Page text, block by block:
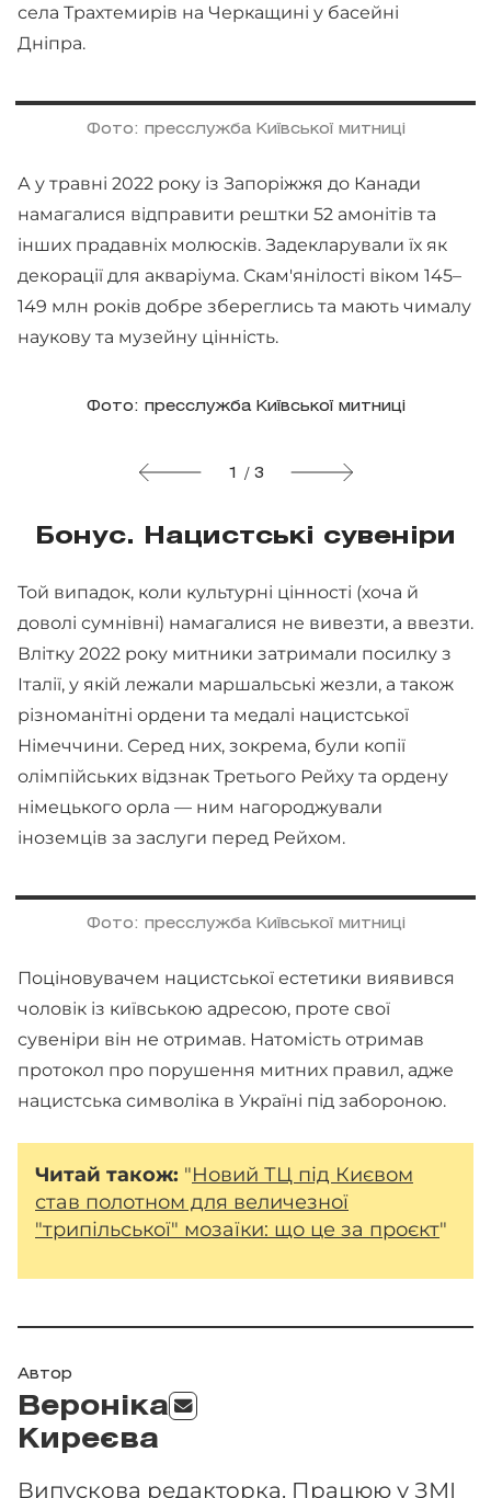
села Трахтемирів на Черкащині у басейні
Дніпра.
Фото: пресслужба Київської митниці
А у травні 2022 року із Запоріжжя до Канади
намагалися відправити рештки 52 амонітів та
інших прадавніх молюсків. Задекларували їх як
декорації для акваріума. Скам'янілості віком 145–
149 млн років добре збереглись та мають чималу
наукову та музейну цінність.
Фото: пресслужба Київської митниці
1 / 3
Бонус. Нацистські сувеніри
Той випадок, коли культурні цінності (хоча й
доволі сумнівні) намагалися не вивезти, а ввезти.
Влітку 2022 року митники затримали посилку з
Італії, у якій лежали маршальські жезли, а також
різноманітні ордени та медалі нацистської
Німеччини. Серед них, зокрема, були копії
олімпійських відзнак Третього Рейху та ордену
німецького орла — ним нагороджували
іноземців за заслуги перед Рейхом.
Фото: пресслужба Київської митниці
Поціновувачем нацистської естетики виявився
чоловік із київською адресою, проте свої
сувеніри він не отримав. Натомість отримав
протокол про порушення митних правил, адже
нацистська символіка в Україні під забороною.
Читай також: "Новий ТЦ під Києвом
став полотном для величезної
"трипільської" мозаїки: що це за проєкт"
Автор
Вероніка
Киреєва
Випускова редакторка. Працюю у ЗМІ